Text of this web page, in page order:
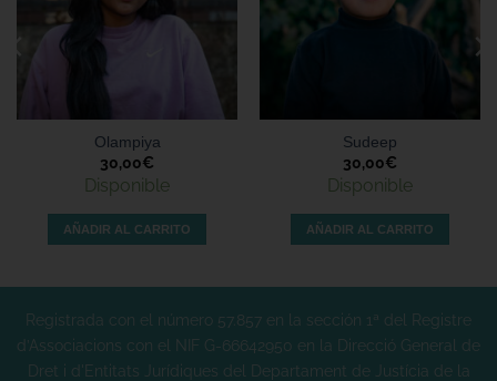
Olampiya
30,00€
Disponible
AÑADIR AL CARRITO
Sudeep
30,00€
Disponible
AÑADIR AL CARRITO
Registrada con el número 57.857 en la sección 1ª del Registre
d’Associacions con el NIF G-66642950 en la Direcció General de
Dret i d'Entitats Jurídiques del Departament de Justícia de la